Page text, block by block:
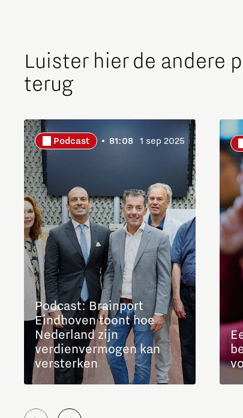
Integrated Photonics
Brainport Networking Financials
Luister hier de andere
terug
Podcast 81:08 1 sep 2025
Podcast: Brainport
Eindhoven toont hoe
Nederland zijn
verdienvermogen kan
versterken